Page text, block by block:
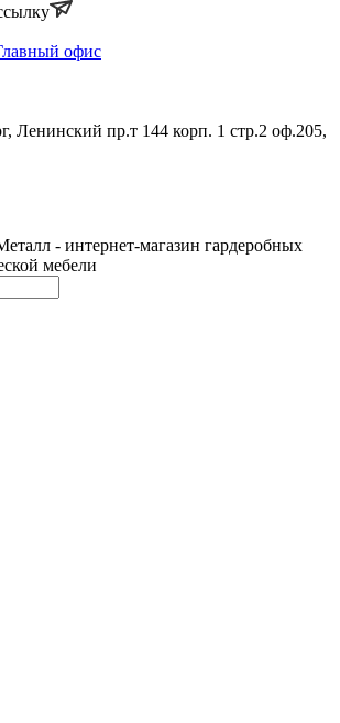
офис
Ленинский пр.т 144 корп. 1 стр.2 оф.205,
- интернет-магазин гардеробных
мебели